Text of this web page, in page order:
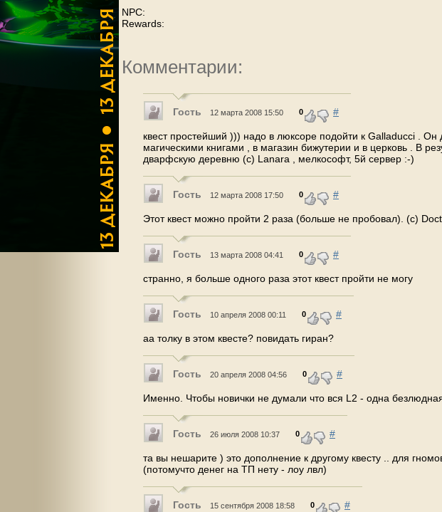
NPC:
Rewards:
Комментарии:
Гость 12 марта 2008 15:50 0 #
квест простейший ))) надо в люксоре подойти к Galladucci . Он
магическими книгами , в магазин бижутерии и в церковь . В
дварфскую деревню (с) Lanara , мелкософт, 5й сервер :-)
Гость 12 марта 2008 17:50 0 #
Этот квест можно пройти 2 раза (больше не пробовал). (с)
Гость 13 марта 2008 04:41 0 #
странно, я больше одного раза этот квест пройти не могу
Гость 10 апреля 2008 00:11 0 #
аа толку в этом квесте? повидать гиран?
Гость 20 апреля 2008 04:56 0 #
Именно. Чтобы новички не думали что вся L2 - одна
Гость 26 июля 2008 10:37 0 #
та вы нешарите ) это дополнение к другому квесту .. для
(потомучто денег на ТП нету - лоу лвл)
Гость 15 сентября 2008 18:58 0 #